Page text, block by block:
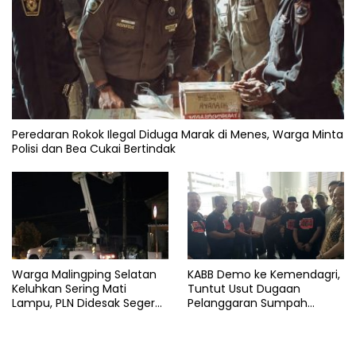
Peredaran Rokok Ilegal Diduga Marak di Menes, Warga Minta
Polisi dan Bea Cukai Bertindak
Warga Malingping Selatan
Keluhkan Sering Mati
Lampu, PLN Didesak Segera
KABB Demo ke Kemendagri,
Tuntut Usut Dugaan
Pelanggaran Sumpah